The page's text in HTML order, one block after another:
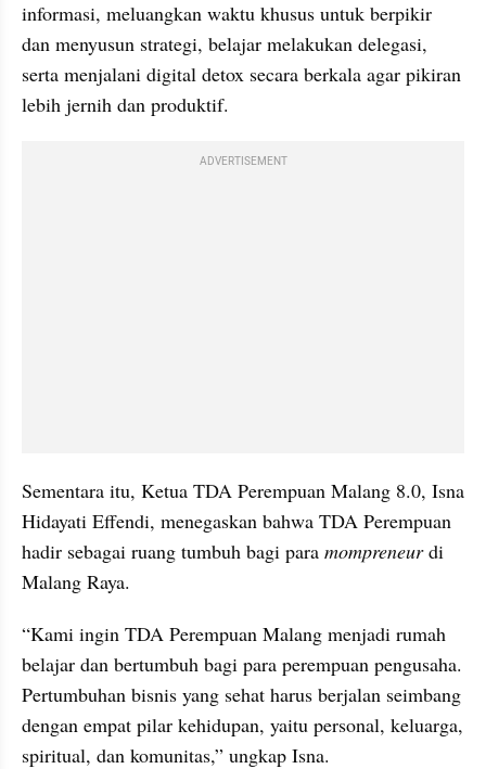
informasi, meluangkan waktu khusus untuk berpikir
dan menyusun strategi, belajar melakukan delegasi,
serta menjalani digital detox secara berkala agar pikiran
lebih jernih dan produktif.
ADVERTISEMENT
Sementara itu, Ketua TDA Perempuan Malang 8.0, Isna
Hidayati Effendi, menegaskan bahwa TDA Perempuan
hadir sebagai ruang tumbuh bagi para mompreneur di
Malang Raya.
“Kami ingin TDA Perempuan Malang menjadi rumah
belajar dan bertumbuh bagi para perempuan pengusaha.
Pertumbuhan bisnis yang sehat harus berjalan seimbang
dengan empat pilar kehidupan, yaitu personal, keluarga,
spiritual, dan komunitas,” ungkap Isna.